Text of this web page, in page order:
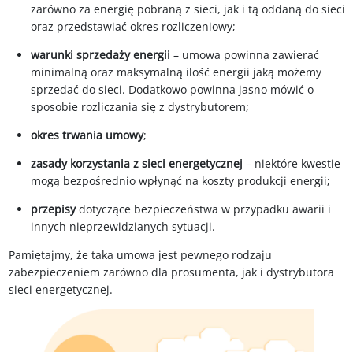
zarówno za energię pobraną z sieci, jak i tą oddaną do sieci
oraz przedstawiać okres rozliczeniowy;
warunki sprzedaży energii – umowa powinna zawierać
minimalną oraz maksymalną ilość energii jaką możemy
sprzedać do sieci. Dodatkowo powinna jasno mówić o
sposobie rozliczania się z dystrybutorem;
okres trwania umowy;
zasady korzystania z sieci energetycznej – niektóre kwestie
mogą bezpośrednio wpłynąć na koszty produkcji energii;
przepisydotyczące bezpieczeństwa w przypadku awarii i
innych nieprzewidzianych sytuacji.
Pamiętajmy, że taka umowa jest pewnego rodzaju
zabezpieczeniem zarówno dla prosumenta, jak i dystrybutora
sieci energetycznej.